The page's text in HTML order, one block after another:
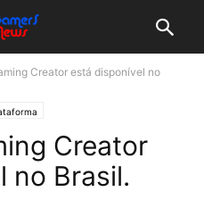
Creator está disponível no
Creator
no Brasil.